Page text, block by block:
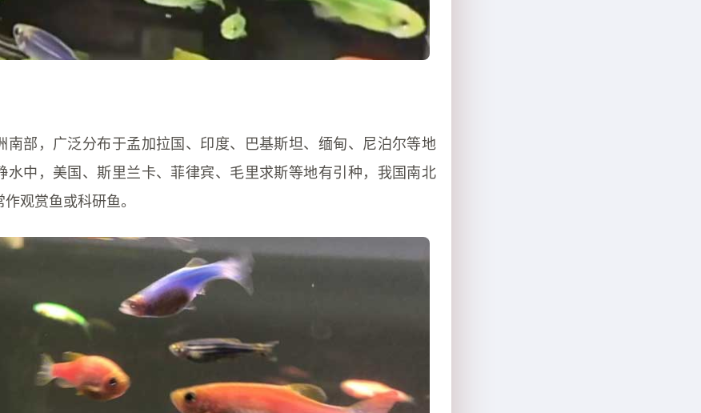
南部，广泛分布于孟加拉国、印度、巴基斯坦、缅甸、尼泊尔等地
水中，美国、斯里兰卡、菲律宾、毛里求斯等地有引种，我国南北
观赏鱼或科研鱼。